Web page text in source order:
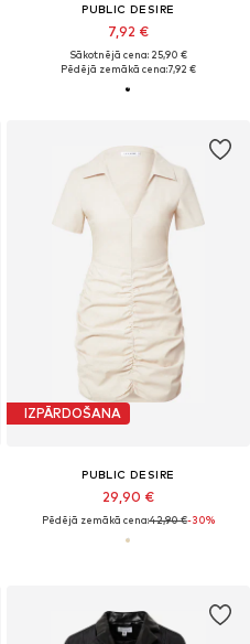
PUBLIC DESIRE
7,92 €
Sākotnējā cena: 25,90 €
Pēdējā zemākā cena:7,92 €
IZPĀRDOŠANA
PUBLIC DESIRE
29,90 €
Pēdējā zemākā cena:42,90 €-30%